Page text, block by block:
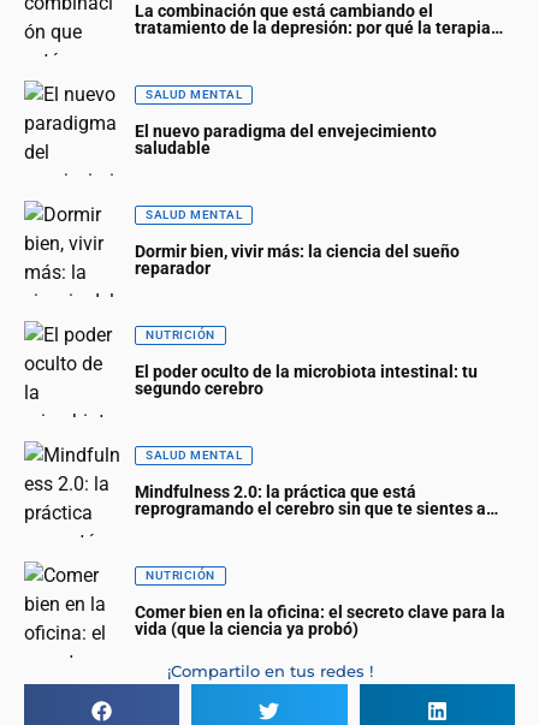
La combinación que está cambiando el
tratamiento de la depresión: por qué la terapia
SALUD MENTAL
El nuevo paradigma del envejecimiento
saludable
SALUD MENTAL
Dormir bien, vivir más: la ciencia del sueño
reparador
NUTRICIÓN
El poder oculto de la microbiota intestinal: tu
segundo cerebro
SALUD MENTAL
Mindfulness 2.0: la práctica que está
reprogramando el cerebro sin que te sientes a
NUTRICIÓN
Comer bien en la oficina: el secreto clave para la
vida (que la ciencia ya probó)
¡Compartilo en tus redes !